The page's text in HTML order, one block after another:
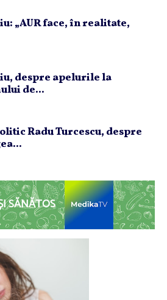
„AUR face, în realitate,
despre apelurile la
de...
Radu Turcescu, despre
SĂNĂTOS